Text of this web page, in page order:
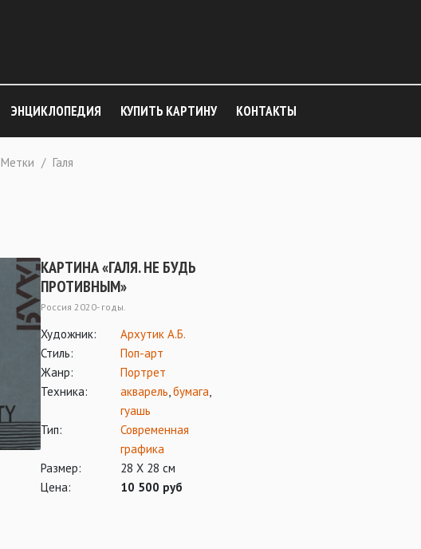
ЭНЦИКЛОПЕДИЯ КУПИТЬ КАРТИНУ КОНТАКТЫ
Метки / Галя
КАРТИНА «ГАЛЯ. НЕ БУДЬ
ПРОТИВНЫМ»
Россия 2020- годы.
Художник:
Архутик А.Б.
Стиль:
Поп-арт
Жанр:
Портрет
Техника:
акварель,бумага,
гуашь
Тип:
Современная
графика
Размер:
28 Х 28 см
Цена:
10 500 руб